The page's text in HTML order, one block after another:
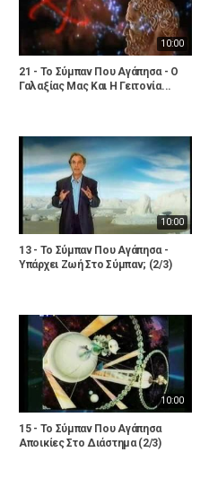
10:00
21 - Το Σύμπαν Που Αγάπησα - Ο
Γαλαξίας Μας Και Η Γειτονία...
10:00
13 - Το Σύμπαν Που Αγάπησα -
Υπάρχει Ζωή Στο Σύμπαν; (2/3)
10:00
15 - Το Σύμπαν Που Αγάπησα
Αποικίες Στο Διάστημα (2/3)